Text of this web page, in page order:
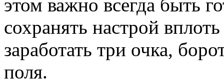
этом важно всегда быть
сохранять настрой
заработать три очка,
поля.